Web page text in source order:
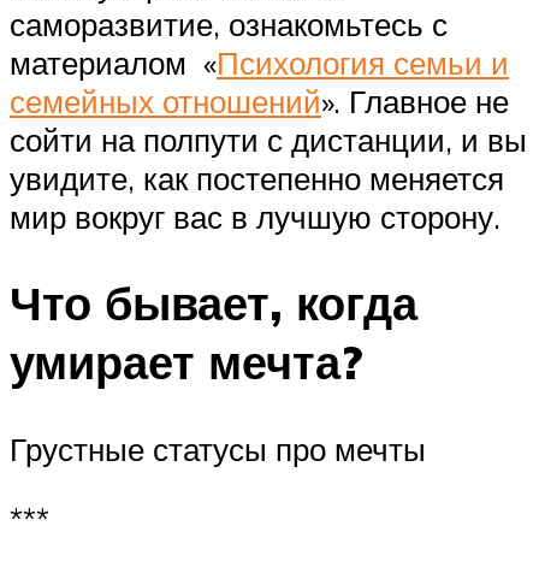
саморазвитие, ознакомьтесь с
материалом «Психология семьи и
семейных отношений». Главное не
сойти на полпути с дистанции, и вы
увидите, как постепенно меняется
мир вокруг вас в лучшую сторону.
Что бывает, когда
умирает мечта?
Грустные статусы про мечты
***